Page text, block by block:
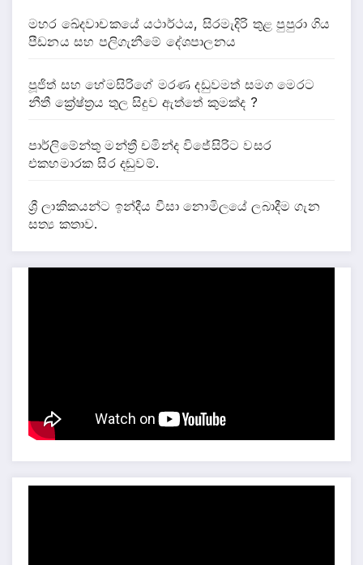
මහර ඛේදවාචකයේ යථාර්ථය, සිරමැදිරි තුළ පුපුරා ගිය
පීඩනය සහ පලිගැනීමේ දේශපාලනය
පූජිත් සහ හේමසිරිගේ මරණ දඩුවමත් සමග මෙරට
නීතී ක්‍රේෂ්ත්‍රය තුල සිදුව ඇත්තේ කුමක්ද ?
පාර්ලිමේන්තු මන්ත්‍රී චමින්ද විජේසිරිට වසර
එකහමාරක සිර දඬුවම්.
ශ්‍රී ලාකිකයන්ට ඉන්දීය වීසා නොමිලයේ ලබාදීම ගැන
සත්‍ය කතාව.